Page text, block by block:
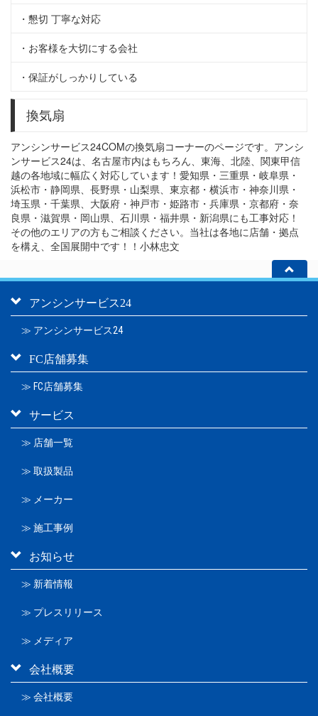
・懇切 丁寧な対応
・お客様を大切にする会社
・保証がしっかりしている
換気扇
アンシンサービス24COMの換気扇コーナーのページです。アンシ
ンサービス24は、名古屋市内はもちろん、東海、北陸、関東甲信
越の各地域に幅広く対応しています！愛知県・三重県・岐阜県・
浜松市・静岡県、長野県・山梨県、東京都・横浜市・神奈川県・
埼玉県・千葉県、大阪府・神戸市・姫路市・兵庫県・京都府・奈
良県・滋賀県・岡山県、石川県・福井県・新潟県にも工事対応！
その他のエリアの方もご相談ください。当社は各地に店舗・拠点
を構え、全国展開中です！！小林忠文
アンシンサービス24
≫ アンシンサービス24
FC店舗募集
≫ FC店舗募集
サービス
≫ 店舗一覧
≫ 取扱製品
≫ メーカー
≫ 施工事例
お知らせ
≫ 新着情報
≫ プレスリリース
≫ メディア
会社概要
≫ 会社概要